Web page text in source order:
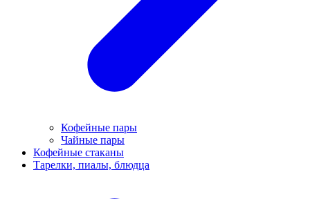
Кофейные пары
Чайные пары
Кофейные стаканы
Тарелки, пиалы, блюдца